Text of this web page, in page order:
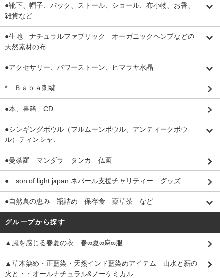
●靴下、帽子、バック、ストール、ショール、布小物、お香、
雑貨など
●生地 ナチュラルファブリック オーガニックヘンプなどの
天然素材の布
●アクセサリー、パワーストーン、ヒマラヤ水晶
* Ｂａｂａ刺繍
●本、書籍、CD
●シンギングボウル（フルムーンボウル、アンティークボウ
ル）ティンシャ、
●曼荼羅 マンダラ タンカ 仏画
● son of light japan ネパール支援チャリティー グッズ
●自然農の恵み 瓶詰め 保存食 薬草茶 など
グループから探す
▲風を感じる春夏の衣 春∞夏∞麻∞服
▲草木染め・正藍染・天然インド藍染めアイテム 山水と薪の
火と・・オールナチュラル&ノーケミカル